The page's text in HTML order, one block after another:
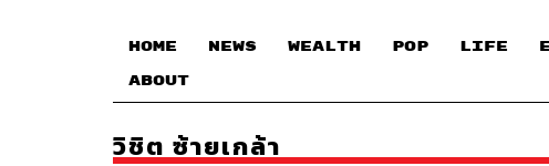
HOME NEWS WEALTH POP LIFE
ABOUT
วิชิต ซ้ายเกล้า